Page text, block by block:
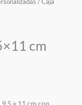
/ Caja
cm
x 11 cm con